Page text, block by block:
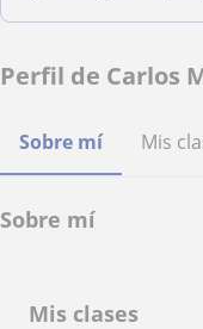
Perfil de Carlos
Sobre mí Mis
Sobre mí
Mis clases